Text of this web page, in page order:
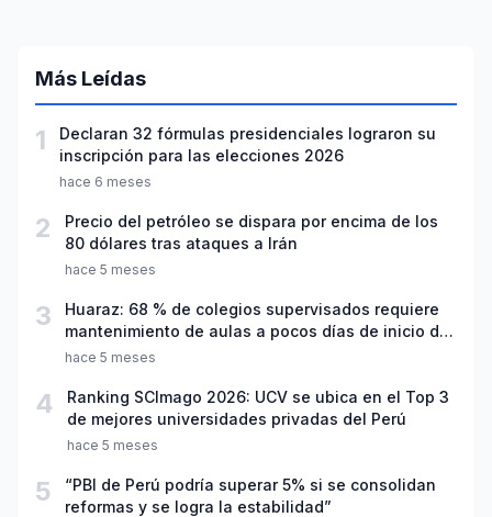
Más Leídas
1
Declaran 32 fórmulas presidenciales lograron su
inscripción para las elecciones 2026
hace 6 meses
2
Precio del petróleo se dispara por encima de los
80 dólares tras ataques a Irán
hace 5 meses
3
Huaraz: 68 % de colegios supervisados requiere
mantenimiento de aulas a pocos días de inicio del
año escolar 2026
hace 5 meses
4
Ranking SCImago 2026: UCV se ubica en el Top 3
de mejores universidades privadas del Perú
hace 5 meses
5
“PBI de Perú podría superar 5% si se consolidan
reformas y se logra la estabilidad”